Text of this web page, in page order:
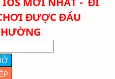
ĐƯỢC ĐẤU